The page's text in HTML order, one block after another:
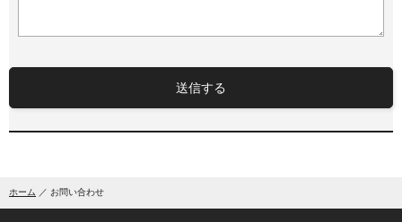
送信する
ホーム お問い合わせ